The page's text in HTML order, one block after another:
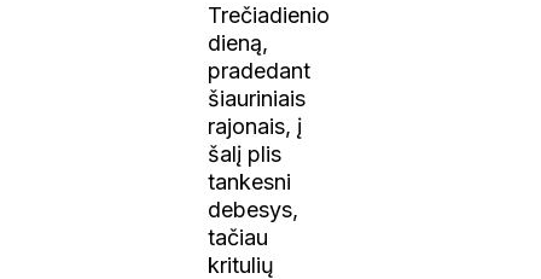
Trečiadienio
dieną,
pradedant
šiauriniais
rajonais, į
šalį plis
tankesni
debesys,
tačiau
kritulių